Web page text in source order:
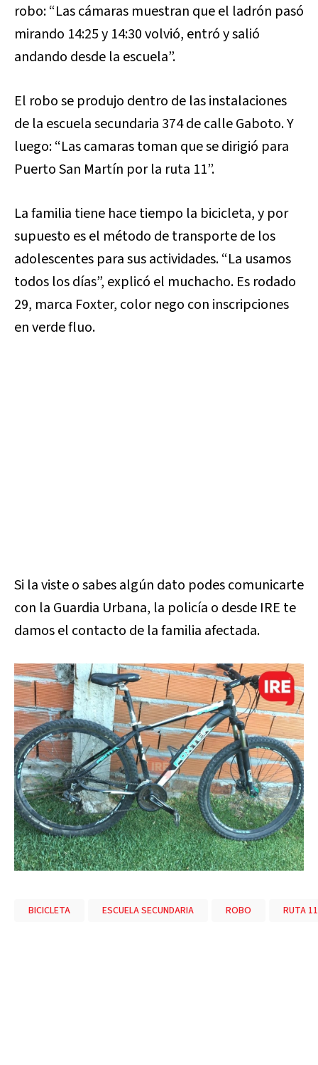
robo: “Las cámaras muestran que el ladrón pasó
mirando 14:25 y 14:30 volvió, entró y salió
andando desde la escuela”.
El robo se produjo dentro de las instalaciones
de la escuela secundaria 374 de calle Gaboto. Y
luego: “Las camaras toman que se dirigió para
Puerto San Martín por la ruta 11”.
La familia tiene hace tiempo la bicicleta, y por
supuesto es el método de transporte de los
adolescentes para sus actividades. “La usamos
todos los días”, explicó el muchacho. Es rodado
29, marca Foxter, color nego con inscripciones
en verde fluo.
Si la viste o sabes algún dato podes comunicarte
con la Guardia Urbana, la policía o desde IRE te
damos el contacto de la familia afectada.
BICICLETA ESCUELA SECUNDARIA ROBO RUTA 11